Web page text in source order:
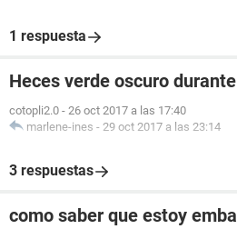
1 respuesta
Heces verde oscuro
cotopli2.0 - 26 oct 2017 a las 17:40
marlene-ines - 29 oct 2017 a las 23:14
3 respuestas
como saber que estoy